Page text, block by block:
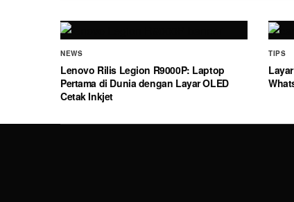
NEWS
Lenovo Rilis Legion R9000P: Laptop
Pertama di Dunia dengan Layar OLED
Cetak Inkjet
TIPS